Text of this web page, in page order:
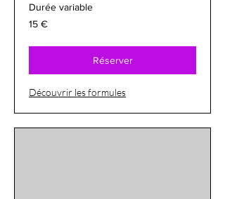
Durée variable
15
euros
15 €
Réserver
Découvrir les formules